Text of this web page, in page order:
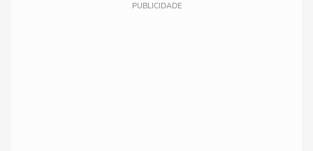
PUBLICIDADE